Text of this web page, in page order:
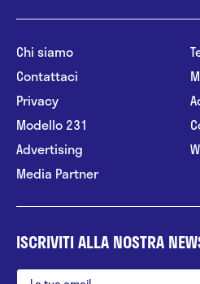
Chi siamo
Contattaci
Privacy
Modello 231
Advertising
Media Partner
ISCRIVITI ALLA NOSTRA